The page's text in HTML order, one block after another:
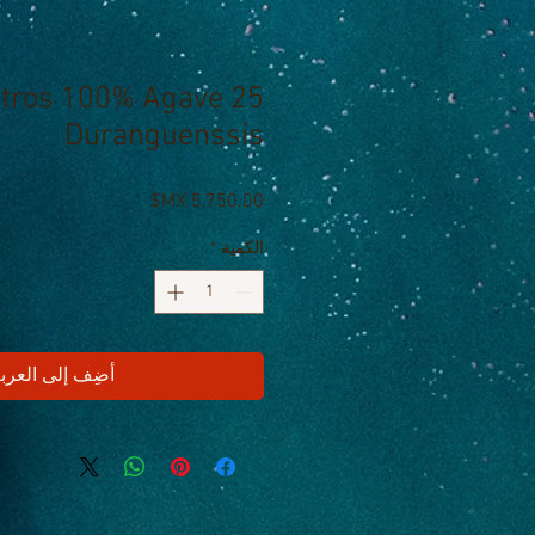
Litros 100% Agave
Duranguenssis
الكمية *
أضِف إلى